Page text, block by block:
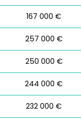
167 000 €
257 000 €
250 000 €
244 000 €
232 000 €